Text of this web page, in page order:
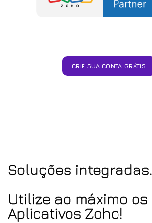
CRIE SUA CONTA GRÁTIS
Soluções integradas.
Utilize ao máximo os
Aplicativos Zoho!